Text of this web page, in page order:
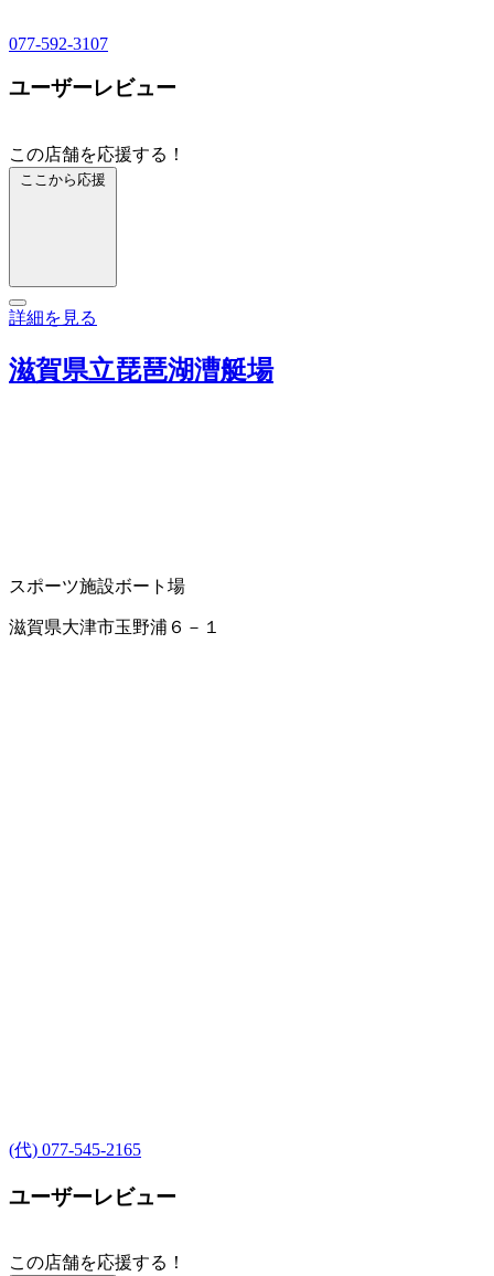
077-592-3107
ユーザーレビュー
この店舗を応援する！
ここから応援
詳細を見る
滋賀県立琵琶湖漕艇場
スポーツ施設ボート場
滋賀県大津市玉野浦６－１
(代) 077-545-2165
ユーザーレビュー
この店舗を応援する！